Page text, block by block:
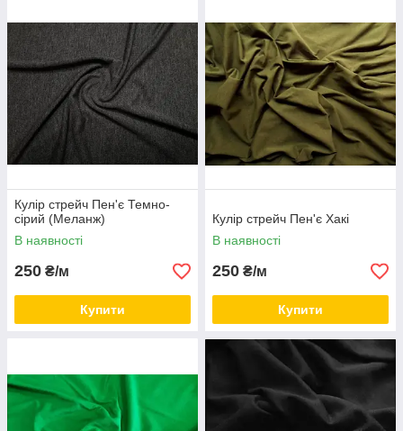
Кулір стрейч Пен'є Темно-
сірий (Меланж)
В наявності
250 ₴/м
Купити
Кулір стрейч Пен'є Хакі
В наявності
250 ₴/м
Купити